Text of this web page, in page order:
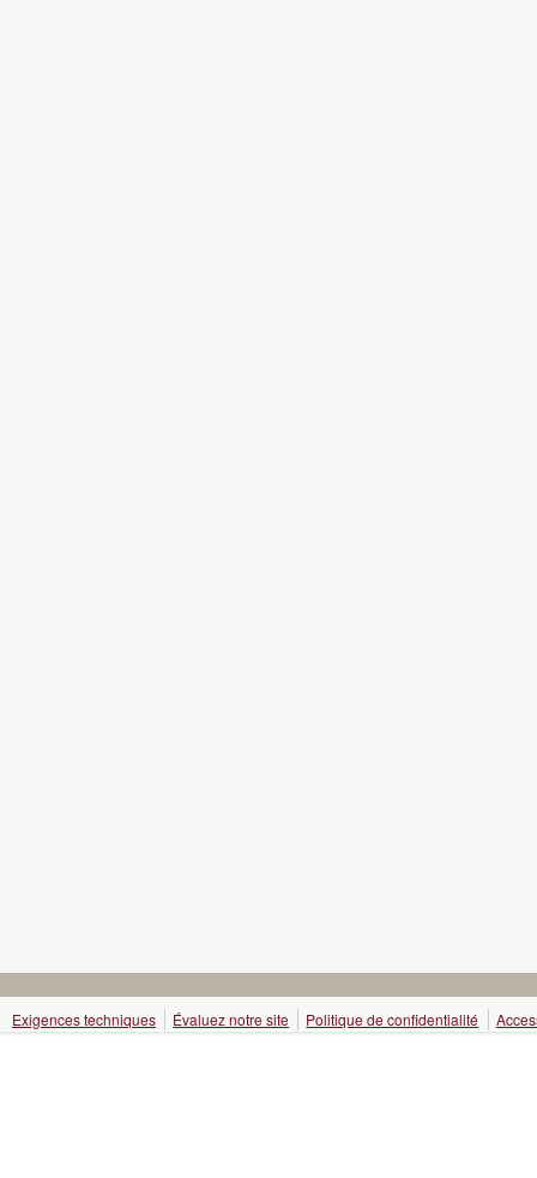
Exigences techniques Évaluez notre site Politique de confidentialité